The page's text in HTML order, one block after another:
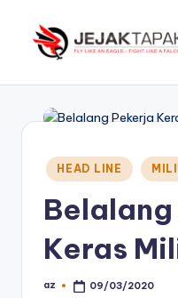
An
Fight
Like
Falcon
Posted
in
HEAD LINE
Keras
Posted
az 09/03/2020